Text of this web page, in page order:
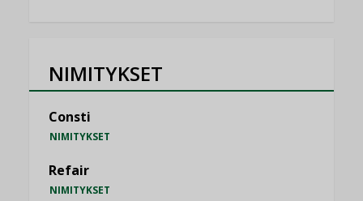
NIMITYKSET
Consti
NIMITYKSET
Refair
NIMITYKSET